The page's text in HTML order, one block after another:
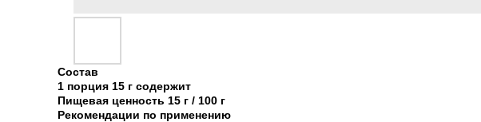
Состав
1 порция 15 г содержит
Пищевая ценность 15 г / 100 г
Рекомендации по применению